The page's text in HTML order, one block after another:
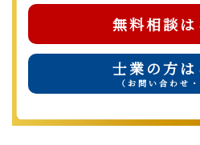
無料相談は
士業の方は
（お問い合わせ